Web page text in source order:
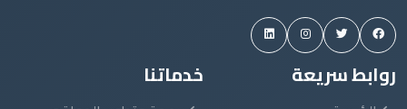
روابط سريعة خدماتنا